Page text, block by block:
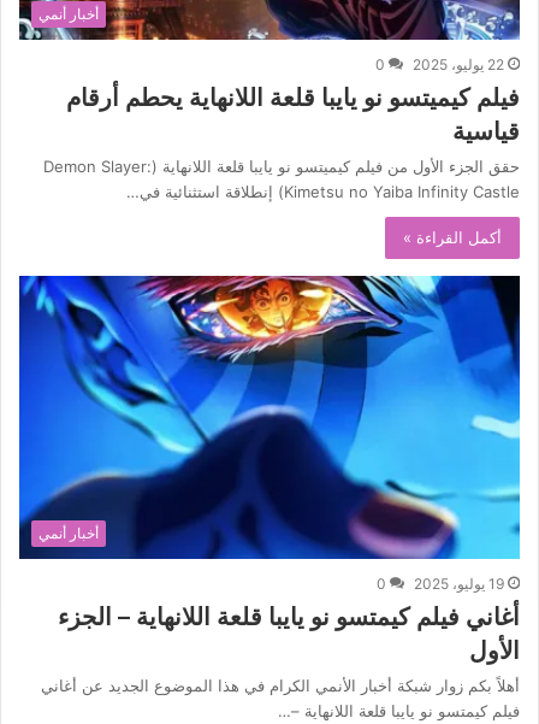
أخبار أنمي
22 يوليو، 2025 0
فيلم كيميتسو نو يايبا قلعة اللانهاية يحطم أرقام
قياسية
حقق الجزء الأول من فيلم كيميتسو نو يايبا قلعة اللانهاية (Demon Slayer:
Kimetsu no Yaiba Infinity Castle) إنطلاقة استثنائية في…
أكمل القراءة »
أخبار أنمي
19 يوليو، 2025 0
أغاني فيلم كيمتسو نو يايبا قلعة اللانهاية – الجزء
الأول
أهلاً بكم زوار شبكة أخبار الأنمي الكرام في هذا الموضوع الجديد عن أغاني
فيلم كيمتسو نو يايبا قلعة اللانهاية –…